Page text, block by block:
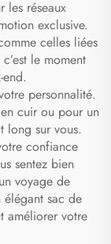
les réseaux
exclusive.
celles liées
le moment
personnalité.
cuir ou pour un
long sur vous.
confiance
sentez bien
voyage de
élégant sac de
améliorer votre